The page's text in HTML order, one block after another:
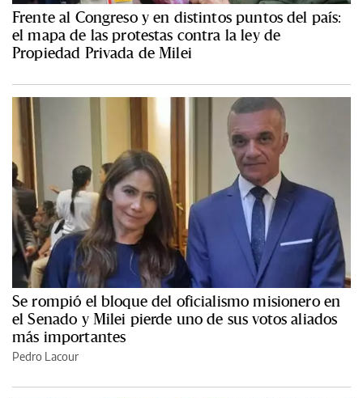
Frente al Congreso y en distintos puntos del país:
el mapa de las protestas contra la ley de
Propiedad Privada de Milei
Se rompió el bloque del oficialismo misionero en
el Senado y Milei pierde uno de sus votos aliados
más importantes
Pedro Lacour